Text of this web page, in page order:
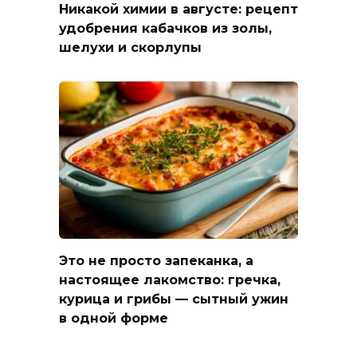
Никакой химии в августе: рецепт
удобрения кабачков из золы,
шелухи и скорлупы
Это не просто запеканка, а
настоящее лакомство: гречка,
курица и грибы — сытный ужин
в одной форме